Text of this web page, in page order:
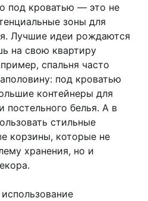
под кроватью — это не
зоны для
Лучшие идеи рождаются
на свою квартиру
спальня часто
под кроватью
контейнеры для
белья. А в
стильные
корзины, которые не
хранения, но и